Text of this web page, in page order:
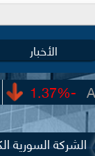
الأخبار
AVOC
-1.37%
الشركة السورية